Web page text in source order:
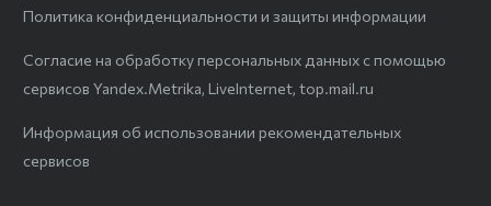
Политика конфиденциальности и защиты информации
Согласие на обработку персональных данных с помощью
сервисов Yandex.Metrika, LiveInternet, top.mail.ru
Информация об использовании рекомендательных
сервисов